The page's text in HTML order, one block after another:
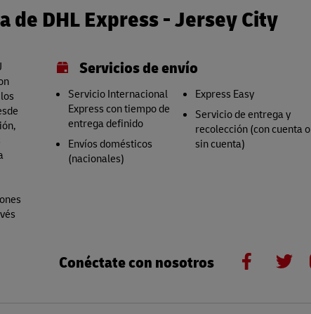
de DHL Express - Jersey City
Servicios de envío
Servicio Internacional
Express con tiempo de
entrega definido
Envíos domésticos
(nacionales)
Express Easy
Servicio de entrega y
recolección (con cuenta o
sin cuenta)
Conéctate con nosotros